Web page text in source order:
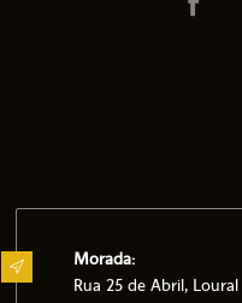
Morada:
Rua 25 de Abril,